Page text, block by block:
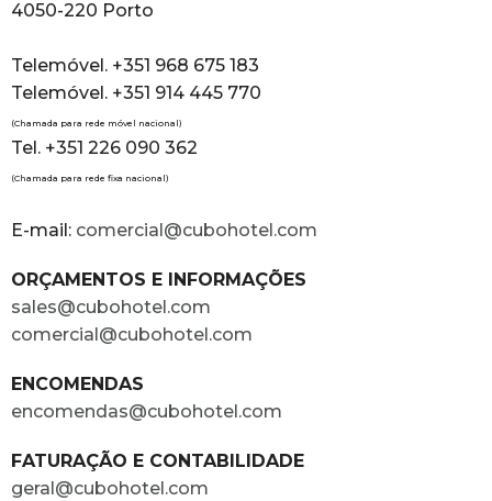
4050-220 Porto
Telemóvel. +351 968 675 183
Telemóvel. +351 914 445 770
(Chamada para rede móvel nacional)
Tel. +351 226 090 362
(Chamada para rede fixa nacional)
E-mail: comercial@cubohotel.com
ORÇAMENTOS E INFORMAÇÕES
sales@cubohotel.com
comercial@cubohotel.com
ENCOMENDAS
encomendas@cubohotel.com
FATURAÇÃO E CONTABILIDADE
geral@cubohotel.com